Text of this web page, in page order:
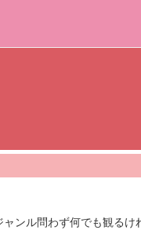
ンル問わず何でも観る